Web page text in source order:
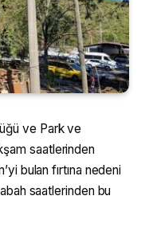
ve Park ve
saatlerinden
bulan fırtına nedeni
saatlerinden bu